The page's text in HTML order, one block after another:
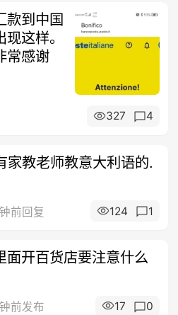
款到中国
这样。
常感谢
327 4
家教老师教意大利语的.
前回复 124 1
面开百货店要注意什么
前发布 17 0